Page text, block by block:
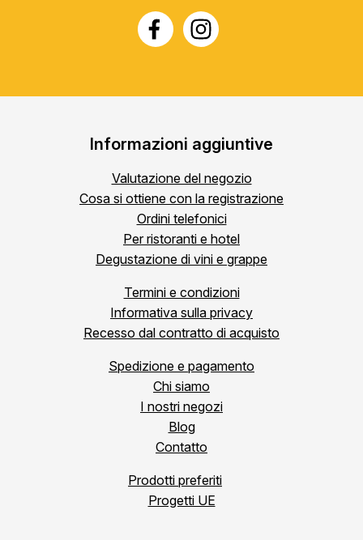
Informazioni aggiuntive
Valutazione del negozio
Cosa si ottiene con la registrazione
Ordini telefonici
Per ristoranti e hotel
Degustazione di vini e grappe
Termini e condizioni
Informativa sulla privacy
Recesso dal contratto di acquisto
Spedizione e pagamento
Chi siamo
I nostri negozi
Blog
Contatto
Prodotti preferiti
Progetti UE